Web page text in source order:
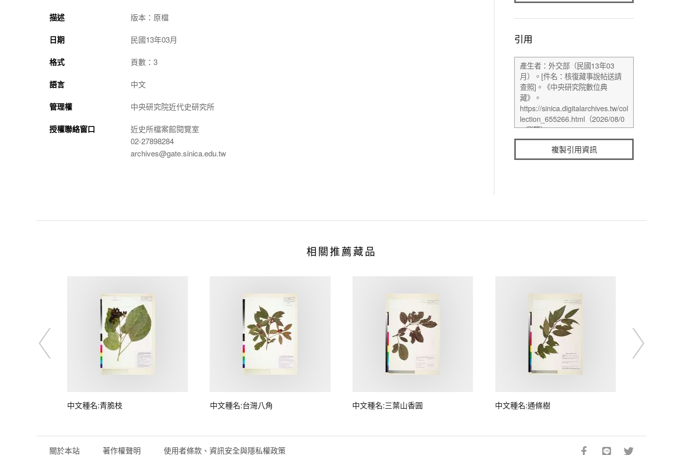
描述 版本：原檔
日期 民國13年03月
格式 頁數：3
語言 中文
管理權 中央研究院近代史研究所
授權聯絡窗口
近史所檔案館閱覽室
02-27898284
archives@gate.sinica.edu.tw
引用
複製引用資訊
相關推薦藏品
中文種名:青脆枝 中文種名:台灣八角 中文種名:三葉山香圓 中文種名:通條樹
關於本站 著作權聲明 使用者條款、資訊安全與隱私權政策